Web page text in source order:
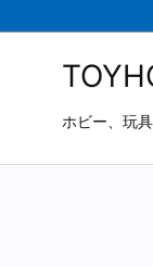
ホビー、玩